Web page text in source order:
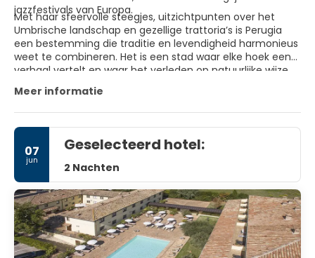
jazzfestivals van Europa.
Met haar sfeervolle steegjes, uitzichtpunten over het
Umbrische landschap en gezellige trattoria’s is Perugia
een bestemming die traditie en levendigheid harmonieus
weet te combineren. Het is een stad waar elke hoek een
verhaal vertelt en waar het verleden op natuurlijke wijze
samenkomt met het heden.
Meer informatie
07
jun
Geselecteerd hotel:
2 Nachten